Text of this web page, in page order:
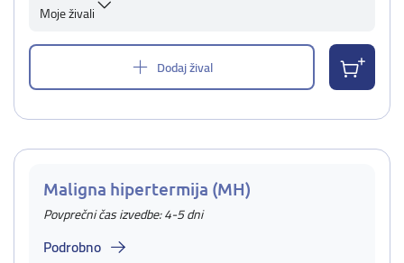
Moje živali
Dodaj žival
Maligna hipertermija (MH)
Povprečni čas izvedbe: 4-5 dni
Podrobno